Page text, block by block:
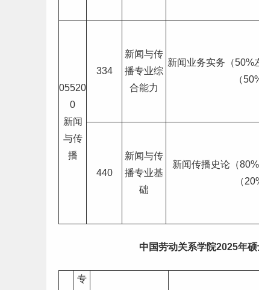
05520
0
新闻
与传
播
334
新闻与传
播专业综
合能力
新闻业务实务（50%
（
440
新闻与传
播专业基
础
新闻传播史论（
（
中国劳动关系学院2025年
专